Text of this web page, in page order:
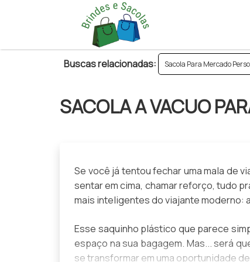
Buscas relacionadas: Sacola Para Mercado
SACOLA A VACUO
Se você já tentou fechar uma mala de
sentar em cima, chamar reforço, tudo
mais inteligentes do viajante moderno: a
Esse saquinho plástico que parece
espaço na sua bagagem. Mas... será
se transformar em uma oportunidade